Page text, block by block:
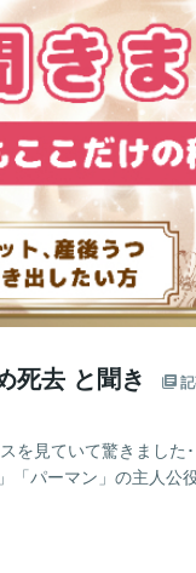
死去 と聞き
を見ていて驚きました
「パーマン」の主人公